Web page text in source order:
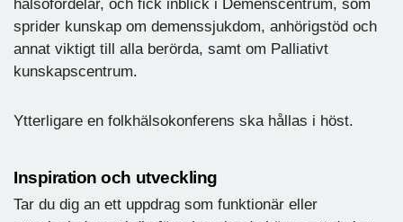
hälsofördelar, och fick inblick i Demenscentrum, som
sprider kunskap om demenssjukdom, anhörigstöd och
annat viktigt till alla berörda, samt om Palliativt
kunskapscentrum.
Ytterligare en folkhälsokonferens ska hållas i höst.
Inspiration och utveckling
Tar du dig an ett uppdrag som funktionär eller